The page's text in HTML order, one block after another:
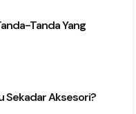
Tanda Yang
Sekadar Aksesori?